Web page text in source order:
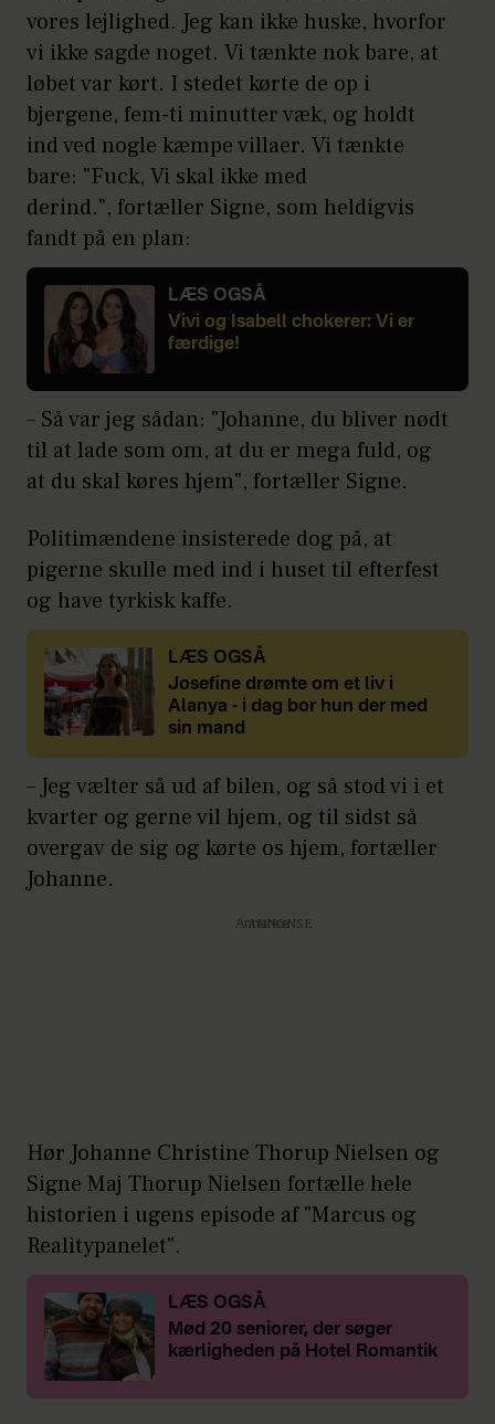
vores lejlighed. Jeg kan ikke huske, hvorfor
vi ikke sagde noget. Vi tænkte nok bare, at
løbet var kørt. I stedet kørte de op i
bjergene, fem-ti minutter væk, og holdt
ind ved nogle kæmpe villaer. Vi tænkte
bare: "Fuck, Vi skal ikke med
derind.", fortæller Signe, som heldigvis
fandt på en plan:
LÆS OGSÅ
Vivi og Isabell chokerer: Vi er
færdige!
– Så var jeg sådan: "Johanne, du bliver nødt
til at lade som om, at du er mega fuld, og
at du skal køres hjem", fortæller Signe.
Politimændene insisterede dog på, at
pigerne skulle med ind i huset til efterfest
og have tyrkisk kaffe.
LÆS OGSÅ
Josefine drømte om et liv i
Alanya - i dag bor hun der med
sin mand
– Jeg vælter så ud af bilen, og så stod vi i et
kvarter og gerne vil hjem, og til sidst så
overgav de sig og kørte os hjem, fortæller
Johanne.
Annonce
Hør Johanne Christine Thorup Nielsen og
Signe Maj Thorup Nielsen fortælle hele
historien i ugens episode af "Marcus og
Realitypanelet".
LÆS OGSÅ
Mød 20 seniorer, der søger
kærligheden på Hotel Romantik